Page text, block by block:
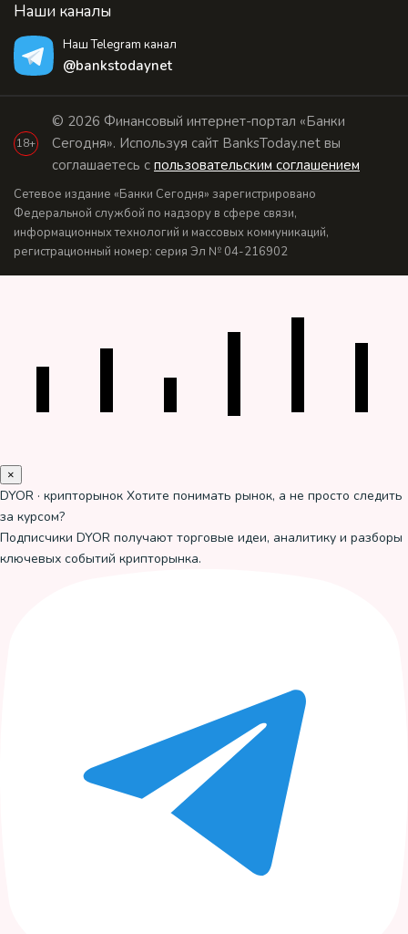
Наши каналы
Наш Telegram канал
@bankstodaynet
18+
© 2026 Финансовый интернет-портал «Банки
Сегодня». Используя сайт BanksToday.net вы
соглашаетесь с пользовательским соглашением
Сетевое издание «Банки Сегодня» зарегистрировано
Федеральной службой по надзору в сфере связи,
информационных технологий и массовых коммуникаций,
регистрационный номер: серия Эл № 04-216902
×
DYOR · крипторынок Хотите понимать рынок, а не просто следить
за курсом?
Подписчики DYOR получают торговые идеи, аналитику и разборы
ключевых событий крипторынка.